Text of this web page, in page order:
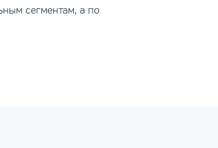
сегментам, а по